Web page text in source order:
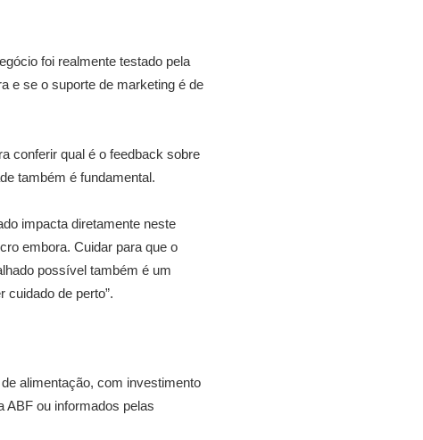
foi realmente testado pela
e se o suporte de marketing é de
conferir qual é o feedback sobre
também é fundamental.
impacta diretamente neste
embora. Cuidar para que o
possível também é um
cuidado de perto”.
alimentação, com investimento
ABF ou informados pelas